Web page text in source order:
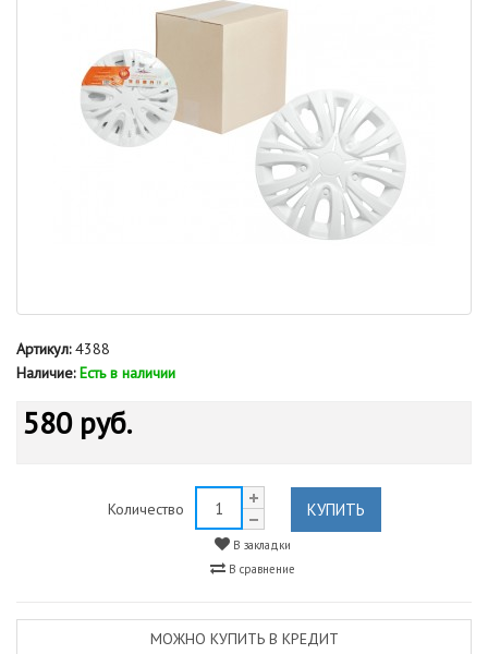
Артикул:4388
Наличие: Есть в наличии
580 руб.
Количество КУПИТЬ
В закладки
В сравнение
МОЖНО КУПИТЬ В КРЕДИТ